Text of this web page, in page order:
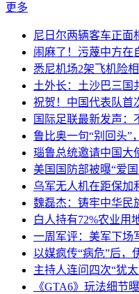
更多
尼日尔两辆客车正面
闹麻了！污蔑中方在
悉尼机场2架飞机险
土外长：土沙巴三国
祝贺！中国代表队首
国际足联最新发声：
鲁比奥一句“别回头”
瑙鲁总统邀请中国大
美国国防部被曝“爱
乌军无人机在距保加
魏磊杰：铸牢中华民
白人持有72%农业用
一周军评：美军下场
以媒疯传“病危”后，
主持人连问四次“犹
《GTA6》玩法细节